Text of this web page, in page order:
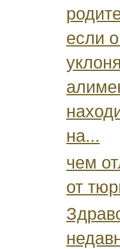
если
на...
чем
от